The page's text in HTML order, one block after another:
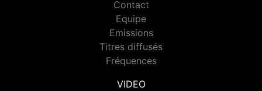
Contact
Equipe
Emissions
Titres diffusés
Fréquences
VIDEO